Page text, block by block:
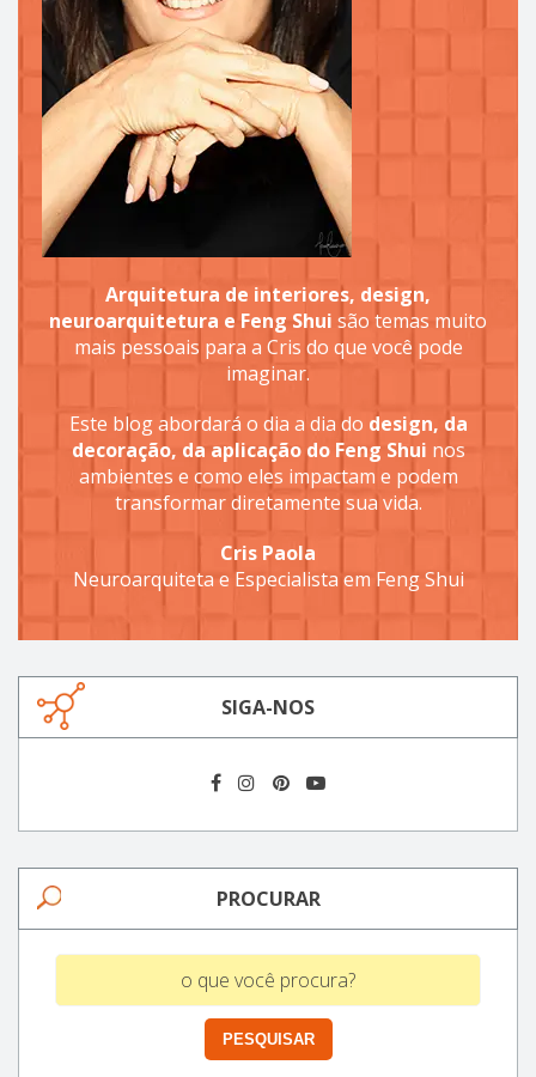
Arquitetura de interiores, design,
neuroarquitetura e Feng Shui são temas muito
mais pessoais para a Cris do que você pode
imaginar.
Este blog abordará o dia a dia do design, da
decoração, da aplicação do Feng Shui nos
ambientes e como eles impactam e podem
transformar diretamente sua vida.
Cris Paola
Neuroarquiteta e Especialista em Feng Shui
SIGA-NOS
PROCURAR